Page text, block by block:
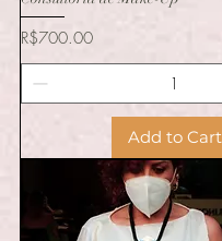
Price
R$700.00
Add to Cart